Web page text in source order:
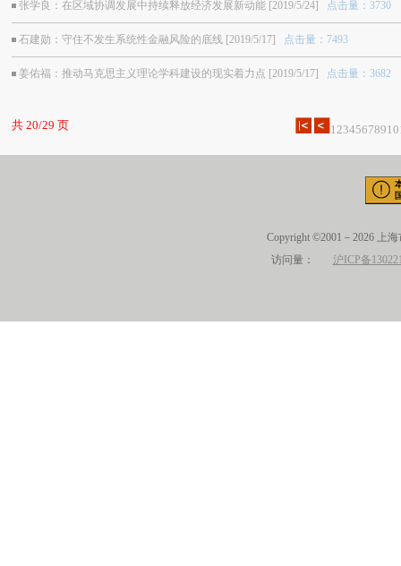
张学良：在区域协调发展中持续释放经济发展新动能 [2019/5/24] 点击量：3730
石建勋：守住不发生系统性金融风险的底线 [2019/5/17] 点击量：7493
姜佑福：推动马克思主义理论学科建设的现实着力点 [2019/5/17] 点击量：3682
共 20/29 页 12345678910
Copyright ©2001－2026 上
访问量： 沪ICP备